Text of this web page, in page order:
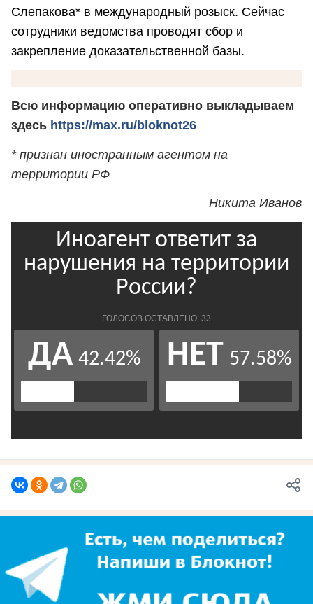
Слепакова* в международный розыск. Сейчас
сотрудники ведомства проводят сбор и
закрепление доказательственной базы.
Всю информацию оперативно выкладываем
здесь https://max.ru/bloknot26
* признан иностранным агентом на
территории РФ
Никита Иванов